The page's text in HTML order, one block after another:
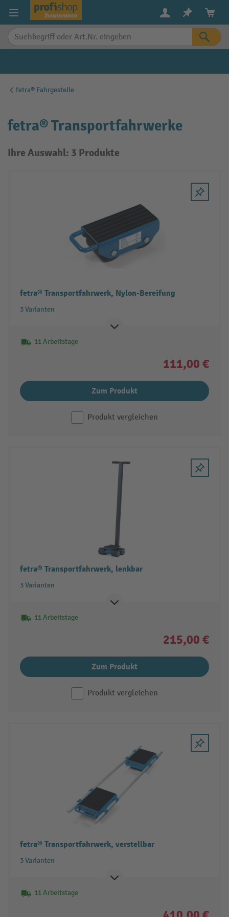
springen
fetra® Fahrgestelle
fetra® Transportfahrwerke
Ihre Auswahl: 3 Produkte
fetra® Transportfahrwerk, Nylon-Bereifung
3 Varianten
11 Arbeitstage
111,00 €
Zum Produkt
Produkt vergleichen
fetra® Transportfahrwerk, lenkbar
3 Varianten
11 Arbeitstage
215,00 €
Zum Produkt
Produkt vergleichen
fetra® Transportfahrwerk, verstellbar
3 Varianten
11 Arbeitstage